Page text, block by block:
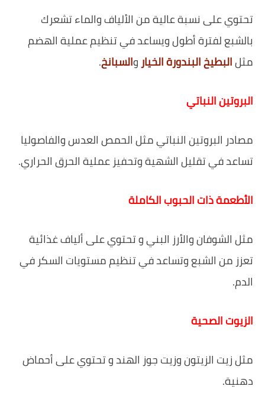
تحتوي على نسبة عالية من الألياف والماء تشعرك
بالشبع لفترة أطول ويساعد في تنظيم عملية الهضم
مثلالبطيخالبندورةالخياروالسبانخ.
البروتين النباتي
مصادر البروتين النباتي مثل الحمص العدس والفاصوليا
تساعد في تقليل الشهية وتحفيز عملية الحرق الحراري.
الأطعمة ذات الحبوب الكاملة
مثل الشوفان والأرز البني و تحتوي على ألياف غذائية
تعزز من الشبع وتساعد في تنظيم مستويات السكر في
الدم.
الزيوت الصحية
مثل زيت الزيتون وزيت جوز الهند و تحتوي على أحماض
دهنية.